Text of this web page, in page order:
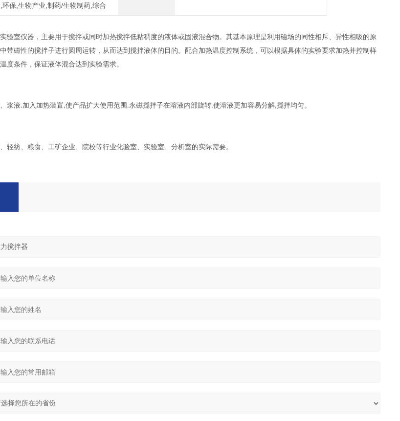
环保,生物产业,制药/生物制药,综合
验室仪器，主要用于搅拌或同时加热搅拌低粘稠度的液体或固液混合物。其基本原理是利用磁场的同性相斥、异性相吸的原
带磁性的搅拌子进行圆周运转，从而达到搅拌液体的目的。配合加热温度控制系统，可以根据具体的实验要求加热并控制样
度条件，保证液体混合达到实验需求。
浆液.加入加热装置,使产品扩大使用范围 .永磁搅拌子在溶液内部旋转,使溶液更加容易分解,搅拌均匀。
轻纺、粮食、工矿企业、院校等行业化验室、实验室、分析室的实际需要。